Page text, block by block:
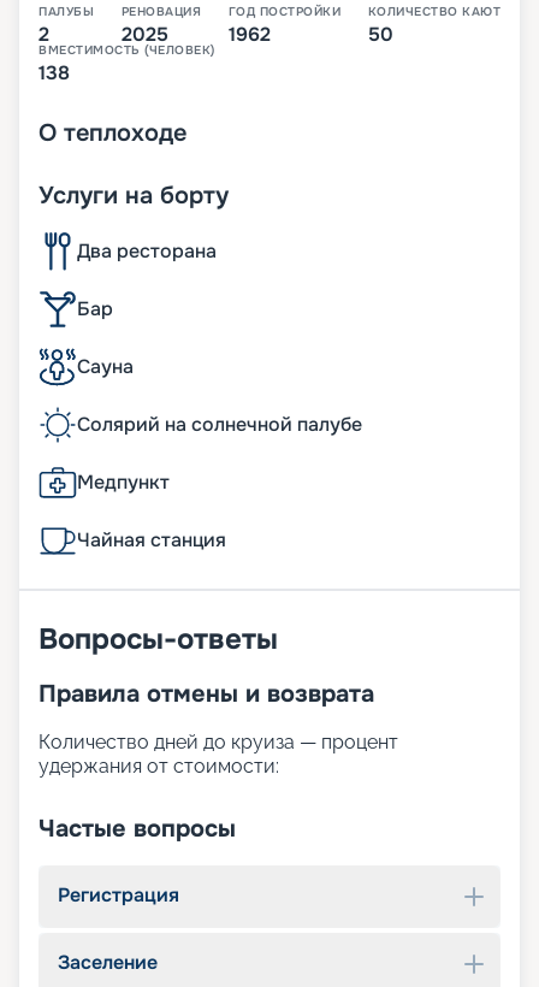
ПАЛУБЫ
2
РЕНОВАЦИЯ
2025
ГОД ПОСТРОЙКИ
1962
КОЛИЧЕСТВО КАЮТ
50
ВМЕСТИМОСТЬ (ЧЕЛОВЕК)
138
О теплоходе
Услуги на борту
Два ресторана
Бар
Сауна
Солярий на солнечной палубе
Медпункт
Чайная станция
Вопросы-ответы
Правила отмены и возврата
Количество дней до круиза — процент
удержания от стоимости:
Частые вопросы
Регистрация
Заселение